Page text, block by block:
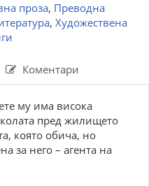
проза, Преводна
, Художествена
Коментари
му има висока
пред жилището
която обича, но
за него – агента на